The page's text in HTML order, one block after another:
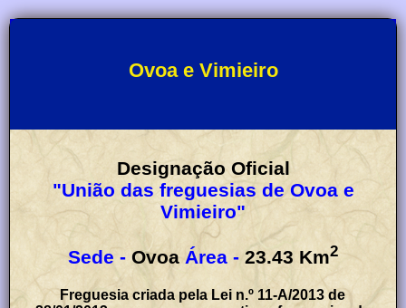
Ovoa e Vimieiro
Designação Oficial
"União das freguesias de Ovoa e
Vimieiro"
Sede - OvoaÁrea - 23.43 Km2
Freguesia criada pela Lei n.º 11-A/2013 de